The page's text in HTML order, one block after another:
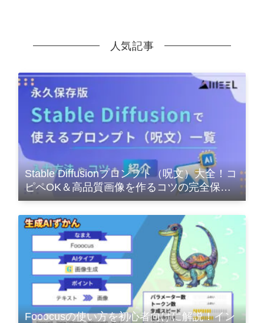
人気記事
Stable Diffusionプロンプト（呪文）大全！コ
ピペOK＆高品質画像を作るコツの完全保存
版
Fooocusの使い方を初心者向けに解説！イン